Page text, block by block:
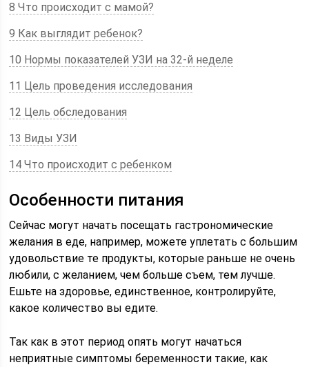
8 Что происходит с мамой?
9 Как выглядит ребенок?
10 Нормы показателей УЗИ на 32-й неделе
11 Цель проведения исследования
12 Цель обследования
13 Виды УЗИ
14 Что происходит с ребенком
Особенности питания
Сейчас могут начать посещать гастрономические
желания в еде, например, можете уплетать с большим
удовольствие те продукты, которые раньше не очень
любили, с желанием, чем больше съем, тем лучше.
Ешьте на здоровье, единственное, контролируйте,
какое количество вы едите.
Так как в этот период опять могут начаться
неприятные симптомы беременности такие, как